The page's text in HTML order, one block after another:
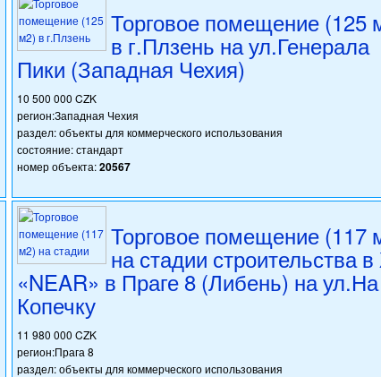
Торговое помещение (125
в г.Плзень на ул.Генерала
Пики (Западная Чехия)
10 500 000 CZK
регион:Западная Чехия
раздел: объекты для коммерческого использования
состояние: стандарт
номер объекта:20567
Торговое помещение (117
на стадии строительства
«NEAR» в Праге 8 (Либень) на ул.На
Копечку
11 980 000 CZK
регион:Прага 8
раздел: объекты для коммерческого использования